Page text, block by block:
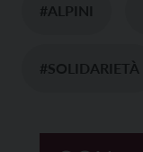
#ALPINI
#SOLIDARIETÀ